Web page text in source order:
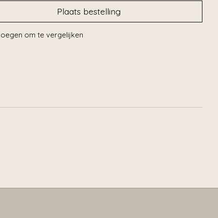
Plaats bestelling
om te vergelijken